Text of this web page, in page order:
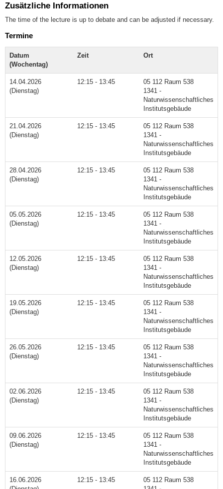
Zusätzliche Informationen
The time of the lecture is up to debate and can be adjusted if necessary.
Termine
Datum
(Wochentag)
Zeit Ort
14.04.2026
(Dienstag)
12:15 - 13:45
05 112 Raum 538
1341 -
Naturwissenschaftliches
Institutsgebäude
21.04.2026
(Dienstag)
12:15 - 13:45
05 112 Raum 538
1341 -
Naturwissenschaftliches
Institutsgebäude
28.04.2026
(Dienstag)
12:15 - 13:45
05 112 Raum 538
1341 -
Naturwissenschaftliches
Institutsgebäude
05.05.2026
(Dienstag)
12:15 - 13:45
05 112 Raum 538
1341 -
Naturwissenschaftliches
Institutsgebäude
12.05.2026
(Dienstag)
12:15 - 13:45
05 112 Raum 538
1341 -
Naturwissenschaftliches
Institutsgebäude
19.05.2026
(Dienstag)
12:15 - 13:45
05 112 Raum 538
1341 -
Naturwissenschaftliches
Institutsgebäude
26.05.2026
(Dienstag)
12:15 - 13:45
05 112 Raum 538
1341 -
Naturwissenschaftliches
Institutsgebäude
02.06.2026
(Dienstag)
12:15 - 13:45
05 112 Raum 538
1341 -
Naturwissenschaftliches
Institutsgebäude
09.06.2026
(Dienstag)
12:15 - 13:45
05 112 Raum 538
1341 -
Naturwissenschaftliches
Institutsgebäude
16.06.2026
12:15 - 13:45
05 112 Raum 538